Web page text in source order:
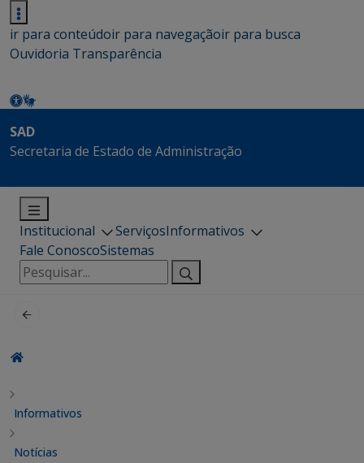
ir para conteúdoir para navegaçãoir para busca
Ouvidoria Transparência
SAD
Secretaria de Estado de Administração
Institucional ServiçosInformativos
Fale ConoscoSistemas
Pesquisar
por:
Informativos
Notícias